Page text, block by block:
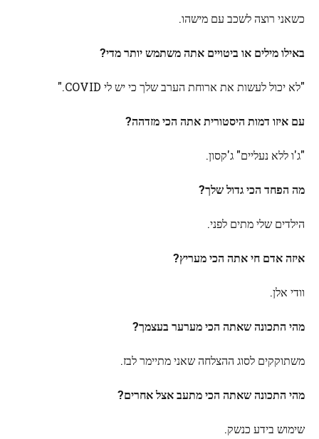
כשאני רוצה לשכב עם מישהו.
באילו מילים או ביטויים אתה משתמש יותר מדי?
"לא יכול לעשות את ארוחת הערב שלך כי יש לי COVID."
עם איזו דמות היסטורית אתה הכי מזדהה?
"ג'ו ללא נעליים" ג'קסון.
מה הפחד הכי גדול שלך?
הילדים שלי מתים לפני.
איזה אדם חי אתה הכי מעריץ?
וודי אלן.
מהי התכונה שאתה הכי מערער בעצמך?
משתוקקים לסוג ההצלחה שאני מתיימר לבז.
מהי התכונה שאתה הכי מתעב אצל אחרים?
שימוש בידע כנשק.